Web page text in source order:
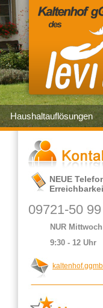
Haushaltauflösungen
NEUE
09721-50
NUR Mittwoch
9:30 - 12 Uhr